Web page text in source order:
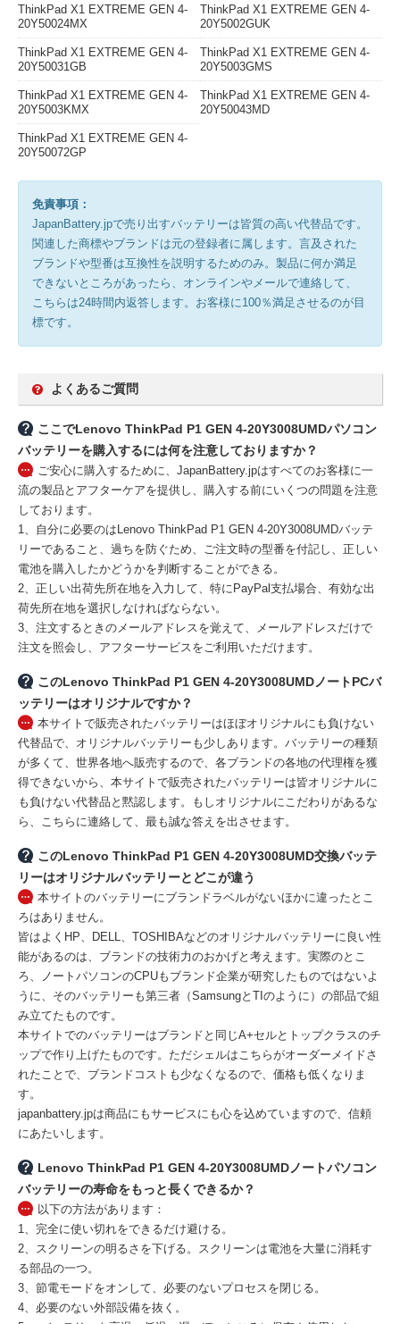
ThinkPad X1 EXTREME GEN 4-
20Y50024MX
ThinkPad X1 EXTREME GEN 4-
20Y5002GUK
ThinkPad X1 EXTREME GEN 4-
20Y50031GB
ThinkPad X1 EXTREME GEN 4-
20Y5003GMS
ThinkPad X1 EXTREME GEN 4-
20Y5003KMX
ThinkPad X1 EXTREME GEN 4-
20Y50043MD
ThinkPad X1 EXTREME GEN 4-
20Y50072GP
免責事項：
JapanBattery.jpで売り出すバッテリーは皆質の高い代替品です。
関連した商標やブランドは元の登録者に属します。言及された
ブランドや型番は互換性を説明するためのみ。製品に何か満足
できないところがあったら、オンラインやメールで連絡して、
こちらは24時間内返答します。お客様に100％満足させるのが目
標です。
よくあるご質問
ここでLenovo ThinkPad P1 GEN 4-20Y3008UMDパソコン
バッテリーを購入するには何を注意しておりますか？
ご安心に購入するために、JapanBattery.jpはすべてのお客様に一
流の製品とアフターケアを提供し、購入する前にいくつの問題を注意
しております。
1、自分に必要のはLenovo ThinkPad P1 GEN 4-20Y3008UMDバッテ
リーであること、過ちを防ぐため、ご注文時の型番を付記し、正しい
電池を購入したかどうかを判断することができる。
2、正しい出荷先所在地を入力して、特にPayPal支払場合、有効な出
荷先所在地を選択しなければならない。
3、注文するときのメールアドレスを覚えて、メールアドレスだけで
注文を照会し、アフターサービスをご利用いただけます。
このLenovo ThinkPad P1 GEN 4-20Y3008UMDノートPCバ
ッテリーはオリジナルですか？
本サイトで販売されたバッテリーはほぼオリジナルにも負けない
代替品で、オリジナルバッテリーも少しあります。バッテリーの種類
が多くて、世界各地へ販売するので、各ブランドの各地の代理権を獲
得できないから、本サイトで販売されたバッテリーは皆オリジナルに
も負けない代替品と黙認します。もしオリジナルにこだわりがあるな
ら、こちらに連絡して、最も誠な答えを出させます。
このLenovo ThinkPad P1 GEN 4-20Y3008UMD交換バッテ
リーはオリジナルバッテリーとどこが違う
本サイトのバッテリーにブランドラベルがないほかに違ったとこ
ろはありません。
皆はよくHP、DELL、TOSHIBAなどのオリジナルバッテリーに良い性
能があるのは、ブランドの技術力のおかげと考えます。実際のとこ
ろ、ノートパソコンのCPUもブランド企業が研究したものではないよ
うに、そのバッテリーも第三者（SamsungとTIのように）の部品で組
み立てたものです。
本サイトでのバッテリーはブランドと同じA+セルとトップクラスのチ
ップで作り上げたものです。ただシェルはこちらがオーダーメイドさ
れたことで、ブランドコストも少なくなるので、価格も低くなりま
す。
japanbattery.jpは商品にもサービスにも心を込めていますので、信頼
にあたいします。
Lenovo ThinkPad P1 GEN 4-20Y3008UMDノートパソコン
バッテリーの寿命をもっと長くできるか？
以下の方法があります：
1、完全に使い切れをできるだけ避ける。
2、スクリーンの明るさを下げる。スクリーンは電池を大量に消耗す
る部品の一つ。
3、節電モードをオンして、必要のないプロセスを閉じる。
4、必要のない外部設備を抜く。